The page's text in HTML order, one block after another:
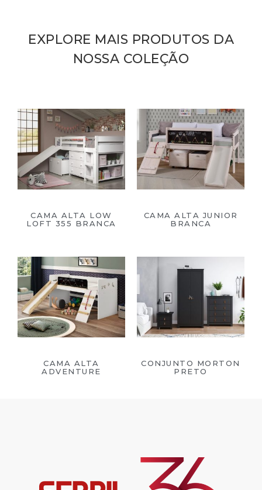
EXPLORE MAIS PRODUTOS DA
NOSSA COLEÇÃO
CAMA ALTA LOW
LOFT 355 BRANCA
CAMA ALTA JUNIOR
BRANCA
CAMA ALTA
ADVENTURE
CONJUNTO MORTON
PRETO